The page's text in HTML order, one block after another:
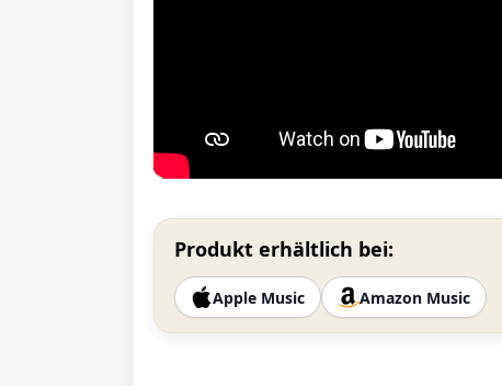
Produkt erhältlich bei:
Apple Music Amazon Music